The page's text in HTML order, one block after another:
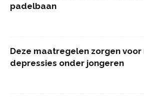
padelbaan
Deze maatregelen zorgen voor
depressies onder jongeren